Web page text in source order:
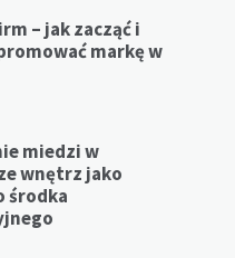
– jak zacząć i
markę w
miedzi w
wnętrz jako
środka